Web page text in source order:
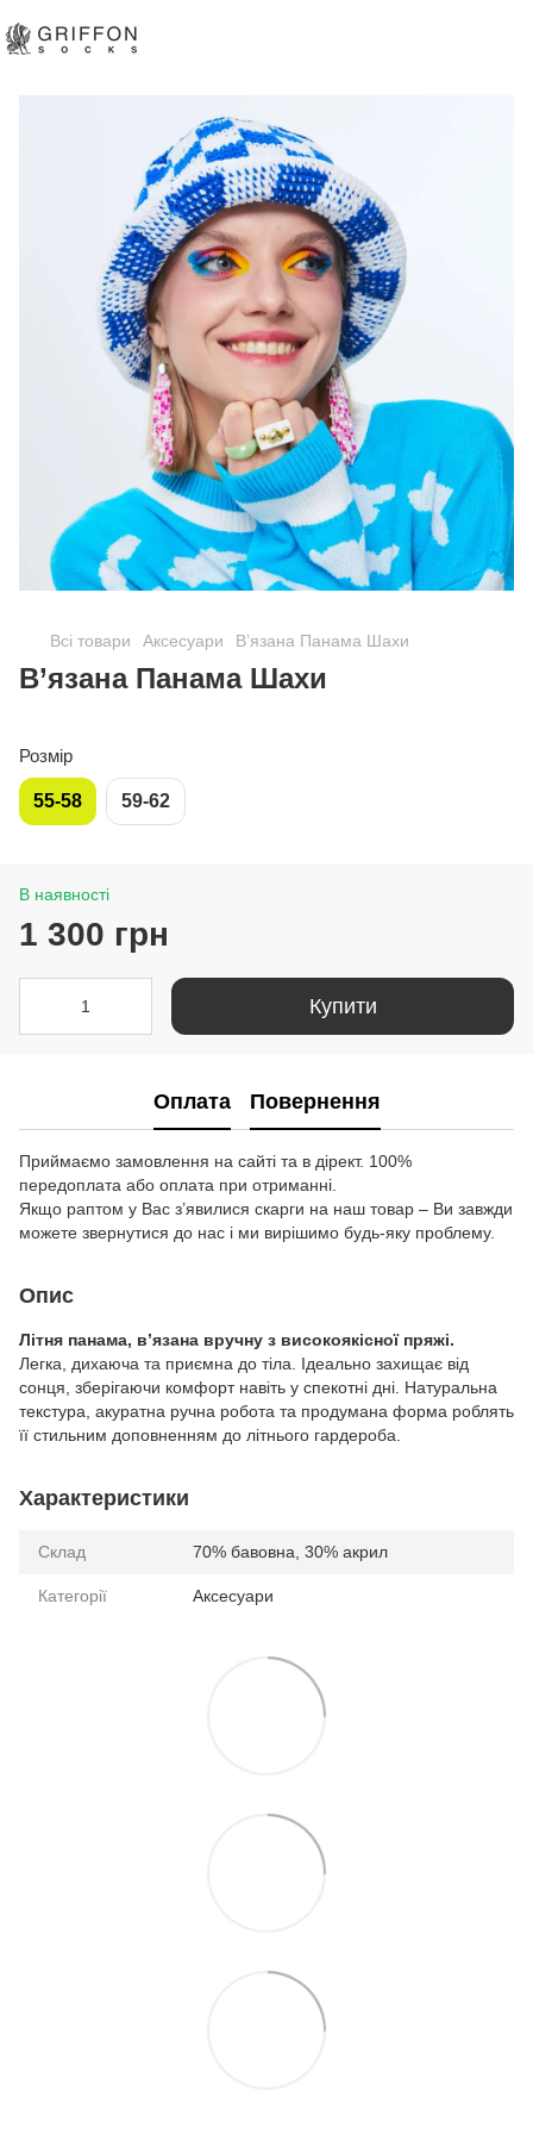
Всі товари Аксесуари В’язана Панама Шахи
В’язана Панама Шахи
Розмір
55-58 59-62
В наявності
1 300 грн
Купити
Оплата Повернення
Приймаємо замовлення на сайті та в дірект. 100%
передоплата або оплата при отриманні.
Якщо раптом у Вас з’явилися скарги на наш товар – Ви завжди
можете звернутися до нас і ми вирішимо будь-яку проблему.
Опис
Літня панама, в’язана вручну з високоякісної пряжі.
Легка, дихаюча та приємна до тіла. Ідеально захищає від
сонця, зберігаючи комфорт навіть у спекотні дні. Натуральна
текстура, акуратна ручна робота та продумана форма роблять
її стильним доповненням до літнього гардероба.
Характеристики
Склад 70% бавовна, 30% акрил
Категорії Аксесуари